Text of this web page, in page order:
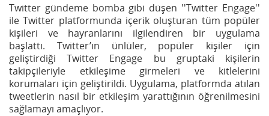
Twitter gündeme bomba gibi düşen ''Twitter Engage''
ile Twitter platformunda içerik oluşturan tüm popüler
kişileri ve hayranlarını ilgilendiren bir uygulama
başlattı. Twitter’ın ünlüler, popüler kişiler için
geliştirdiği Twitter Engage bu gruptaki kişilerin
takipçileriyle etkileşime girmeleri ve kitlelerini
korumaları için geliştirildi. Uygulama, platformda atılan
tweetlerin nasıl bir etkileşim yarattığının öğrenilmesini
sağlamayı amaçlıyor.